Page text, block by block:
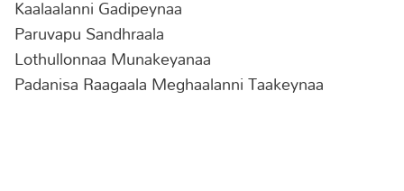
Kaalaalanni Gadipeynaa
Paruvapu Sandhraala
Lothullonnaa Munakeyanaa
Padanisa Raagaala Meghaalanni Taakeynaa